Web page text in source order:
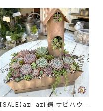
【SALE】azi-azi 錆 サビ ハウス